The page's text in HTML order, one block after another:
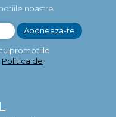
noastre
promotiile
Politica de